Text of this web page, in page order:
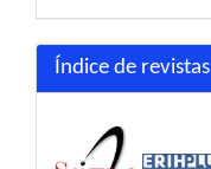
Índice de revistas